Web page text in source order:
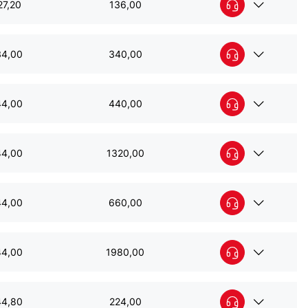
136,00
340,00
440,00
1320,00
660,00
1980,00
224,00